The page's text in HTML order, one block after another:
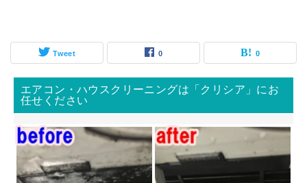
Tweet 0 0
エアコン・ハウスクリーニングは「クリシア」にお
任せください